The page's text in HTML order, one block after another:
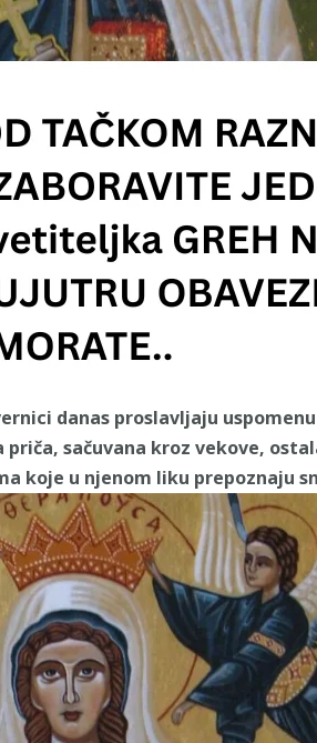
danas proslavljaju
sačuvana kroz vekove,
koje u njenom liku prepoznaju